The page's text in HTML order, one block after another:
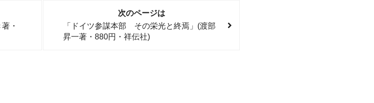
・
次のページは
「ドイツ参謀本部 その栄光と終焉」(渡部
昇一著・880円・祥伝社)